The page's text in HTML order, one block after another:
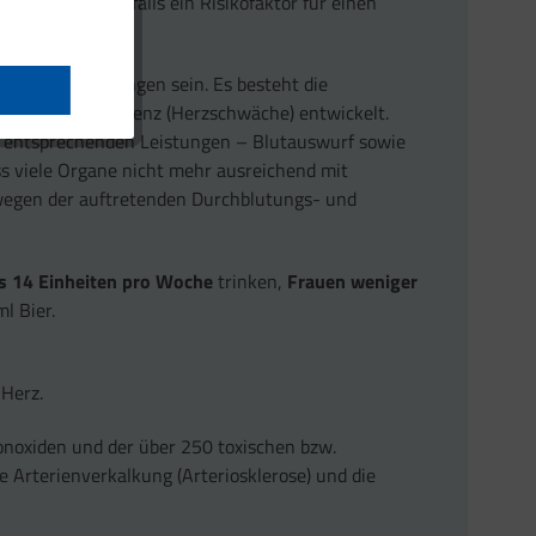
Erkrankungen sein. Es besteht die
Herzinsuffizienz (Herzschwäche) entwickelt.
Leistungen – Blutauswurf sowie
viele Organe nicht mehr ausreichend mit
der auftretenden Durchblutungs- und
14 Einheiten pro Wochetrinken, Frauen weniger
Bier.
und der über 250 toxischen bzw.
Arterienverkalkung (Arteriosklerose) und die